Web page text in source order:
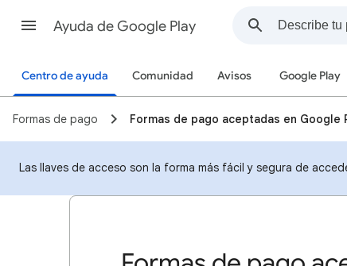
Ayuda de Google Play
Centro de ayuda Comunidad Avisos Google Play
Formas de pago Formas de pago aceptadas en Google
Las llaves de acceso son la forma más fácil y segura de